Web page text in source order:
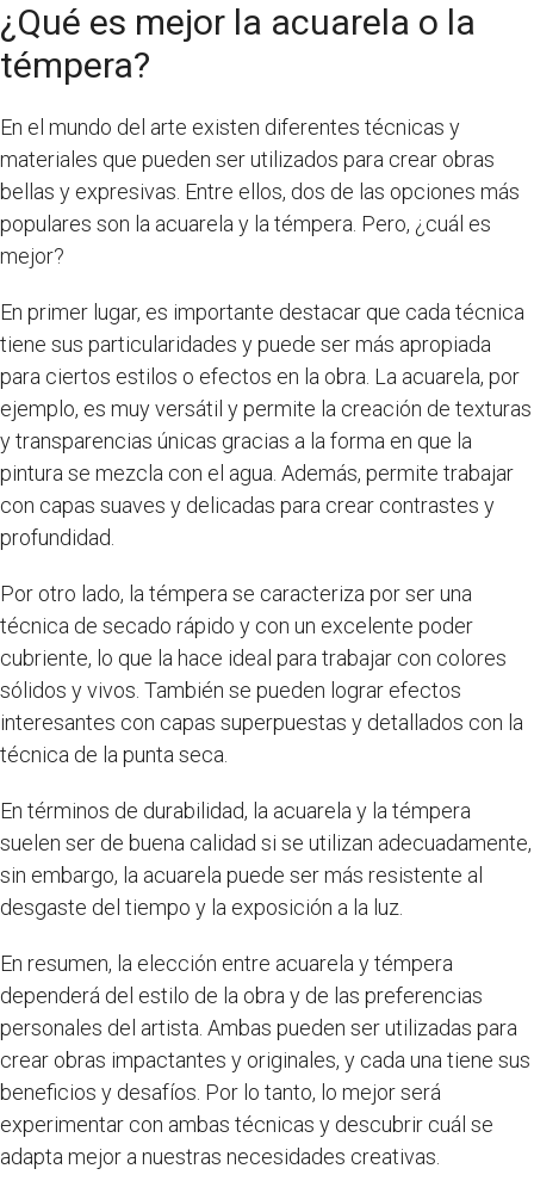
¿Qué es mejor la acuarela o la
témpera?
En el mundo del arte existen diferentes técnicas y
materiales que pueden ser utilizados para crear obras
bellas y expresivas. Entre ellos, dos de las opciones más
populares son la acuarela y la témpera. Pero, ¿cuál es
mejor?
En primer lugar, es importante destacar que cada técnica
tiene sus particularidades y puede ser más apropiada
para ciertos estilos o efectos en la obra. La acuarela, por
ejemplo, es muy versátil y permite la creación de texturas
y transparencias únicas gracias a la forma en que la
pintura se mezcla con el agua. Además, permite trabajar
con capas suaves y delicadas para crear contrastes y
profundidad.
Por otro lado, la témpera se caracteriza por ser una
técnica de secado rápido y con un excelente poder
cubriente, lo que la hace ideal para trabajar con colores
sólidos y vivos. También se pueden lograr efectos
interesantes con capas superpuestas y detallados con la
técnica de la punta seca.
En términos de durabilidad, la acuarela y la témpera
suelen ser de buena calidad si se utilizan adecuadamente,
sin embargo, la acuarela puede ser más resistente al
desgaste del tiempo y la exposición a la luz.
En resumen, la elección entre acuarela y témpera
dependerá del estilo de la obra y de las preferencias
personales del artista. Ambas pueden ser utilizadas para
crear obras impactantes y originales, y cada una tiene sus
beneficios y desafíos. Por lo tanto, lo mejor será
experimentar con ambas técnicas y descubrir cuál se
adapta mejor a nuestras necesidades creativas.